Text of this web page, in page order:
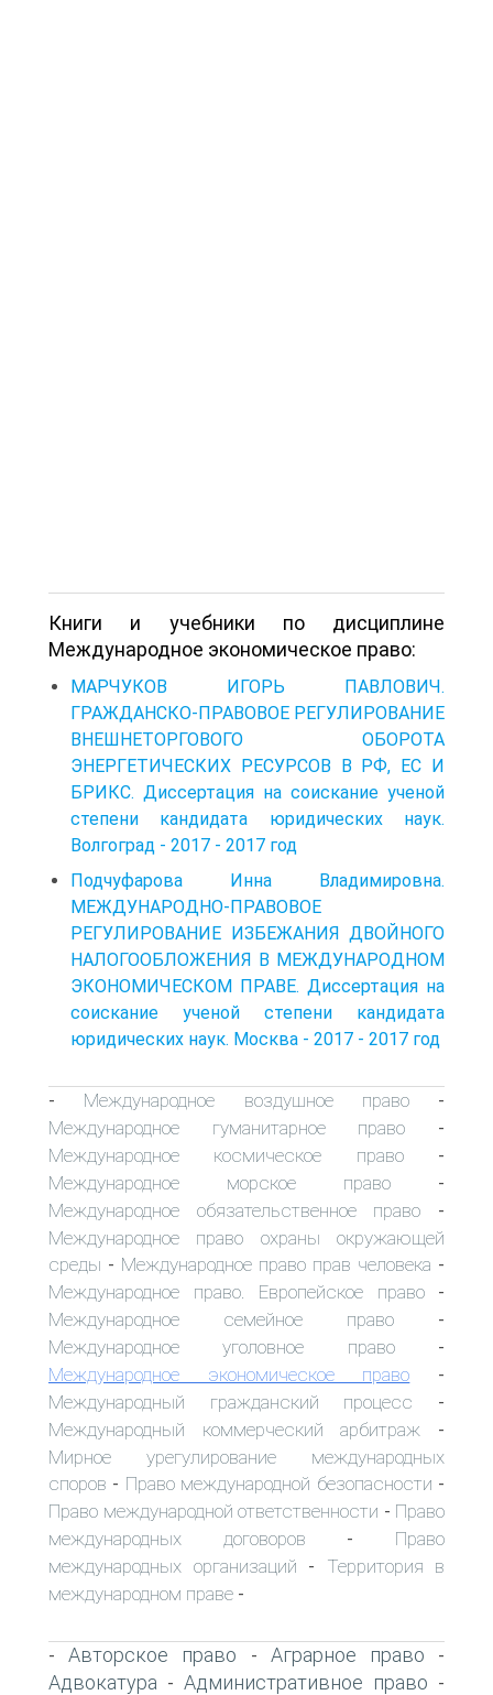
Книги и учебники по дисциплине
Международное экономическое право:
МАРЧУКОВ ИГОРЬ ПАВЛОВИЧ.
ГРАЖДАНСКО-ПРАВОВОЕ РЕГУЛИРОВАНИЕ
ВНЕШНЕТОРГОВОГО ОБОРОТА
ЭНЕРГЕТИЧЕСКИХ РЕСУРСОВ В РФ, ЕС И
БРИКС. Диссертация на соискание ученой
степени кандидата юридических наук.
Волгоград - 2017 - 2017 год
Подчуфарова Инна Владимировна.
МЕЖДУНАРОДНО-ПРАВОВОЕ
РЕГУЛИРОВАНИЕ ИЗБЕЖАНИЯ ДВОЙНОГО
НАЛОГООБЛОЖЕНИЯ В МЕЖДУНАРОДНОМ
ЭКОНОМИЧЕСКОМ ПРАВЕ. Диссертация на
соискание ученой степени кандидата
юридических наук. Москва - 2017 - 2017 год
- Международное воздушное право-
Международное гуманитарное право -
Международное космическое право-
Международное морское право -
Международное обязательственное право -
Международное право охраны окружающей
среды - Международное право прав человека -
Международное право. Европейское право-
Международное семейное право -
Международное уголовное право-
Международное экономическое право -
Международный гражданский процесс -
Международный коммерческий арбитраж -
Мирное урегулирование международных
споров - Право международной безопасности -
Право международной ответственности - Право
международных договоров - Право
международных организаций - Территория в
международном праве -
-Авторское право - Аграрное право -
Адвокатура - Административное право -